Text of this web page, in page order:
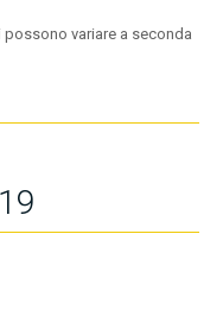
variare a seconda